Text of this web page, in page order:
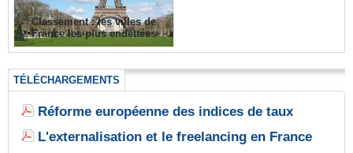
Classement : les villes de
France les plus endettées
TÉLÉCHARGEMENTS
Réforme européenne des indices de taux
L'externalisation et le freelancing en France